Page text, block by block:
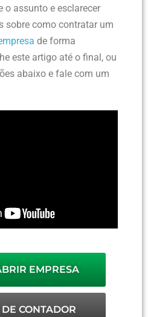
o assunto e esclarecer
sobre como contratar um
de forma
este artigo até o final, ou
abaixo e fale com um
EMPRESA
CONTADOR